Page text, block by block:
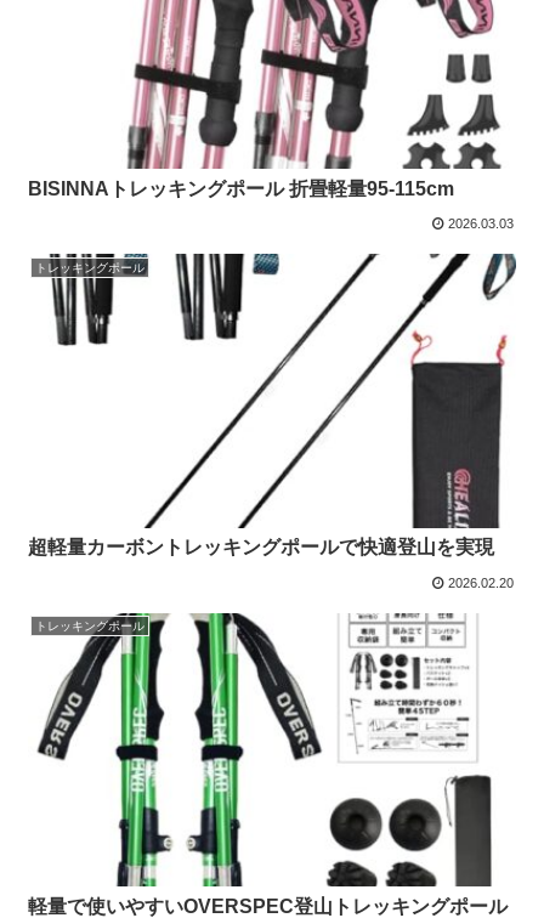
BISINNAトレッキングポール 折畳軽量95-115cm
2026.03.03
トレッキングポール
超軽量カーボントレッキングポールで快適登山を実現
2026.02.20
トレッキングポール
軽量で使いやすいOVERSPEC登山トレッキングポール